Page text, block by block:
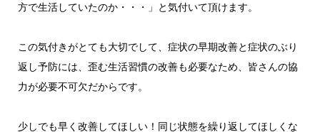
方で生活していたのか・・・」と気付いて頂けます。
この気付きがとても大切でして、症状の早期改善と症状のぶり
返し予防には、歪む生活習慣の改善も必要なため、皆さんの協
力が必要不可欠だからです。
少しでも早く改善してほしい！同じ状態を繰り返してほしくな